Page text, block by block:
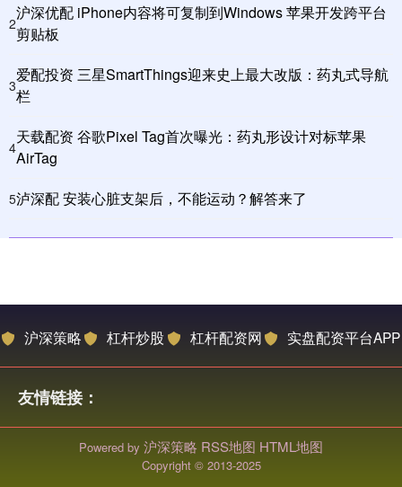
2
沪深优配 iPhone内容将可复制到Windows 苹果开发跨平台
剪贴板
3
爱配投资 三星SmartThings迎来史上最大改版：药丸式导航
栏
4
天载配资 谷歌Pixel Tag首次曝光：药丸形设计对标苹果
AirTag
5泸深配 安装心脏支架后，不能运动？解答来了
沪深策略 杠杆炒股 杠杆配资网 实盘配资平台APP
友情链接：
Powered by 沪深策略 RSS地图 HTML地图
Copyright © 2013-2025